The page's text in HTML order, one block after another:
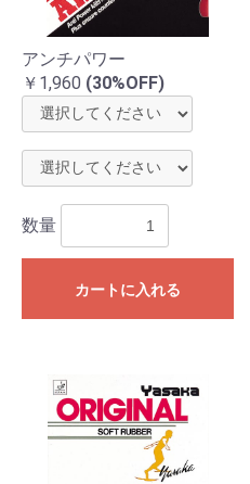
アンチパワー
￥1,960 (30%OFF)
数量
カートに入れる
お買い物を続ける